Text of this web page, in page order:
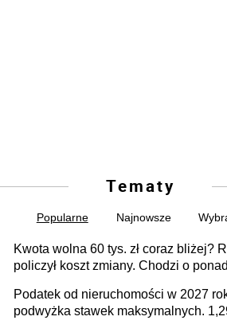
Tematy
Popularne Najnowsze
Kwota wolna 60 tys. zł coraz bliżej?
policzył koszt zmiany. Chodzi o
Podatek od nieruchomości w 2027
podwyżka stawek maksymalnych.